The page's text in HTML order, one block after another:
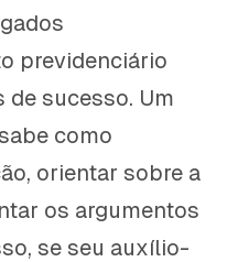
previdenciário
de sucesso. Um
como
orientar sobre a
os argumentos
se seu auxílio-